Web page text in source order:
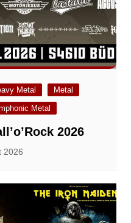
Metal
Metal
Metal
2026
2026